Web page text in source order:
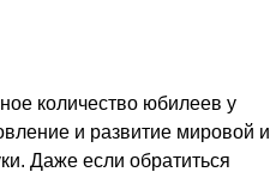
количество юбилеев у
и развитие мировой и
Даже если обратиться